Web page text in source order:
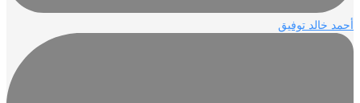
خالد توفيق